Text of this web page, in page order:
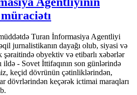
Turan İnformasiya Agentliyi
jurnalistikanın dayağı olub, siyasi və
obyektiv və etibarlı xəbərlər
ildə - Sovet İttifaqının son günlərində
keçid dövrünün çətinliklərindən,
dövrlərindən keçərək ictimai maraqları